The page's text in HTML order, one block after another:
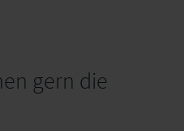
Keylane
gern die